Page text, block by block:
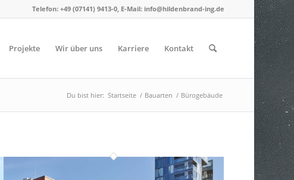
Telefon: +49 (07141) 9413-0, E-Mail: info@hildenbrand-ing.de
Projekte Wir über uns Karriere Kontakt
Du bist hier: Startseite / Bauarten / Bürogebäude